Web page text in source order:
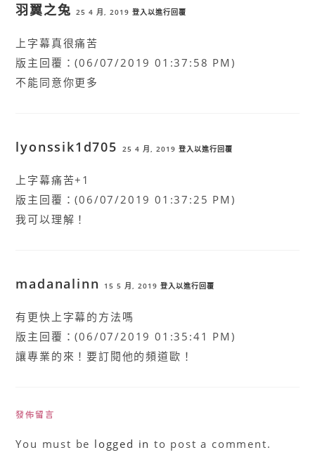
羽翼之兔 25 4 月, 2019 登入以進行回覆
上字幕真很痛苦
版主回覆：(06/07/2019 01:37:58 PM)
不能同意你更多
lyonssik1d705 25 4 月, 2019 登入以進行回覆
上字幕痛苦+1
版主回覆：(06/07/2019 01:37:25 PM)
我可以理解！
madanalinn 15 5 月, 2019 登入以進行回覆
有更快上字幕的方法嗎
版主回覆：(06/07/2019 01:35:41 PM)
讓專業的來！要訂閱他的頻道歐！
發佈留言
You must be logged in to post a comment.